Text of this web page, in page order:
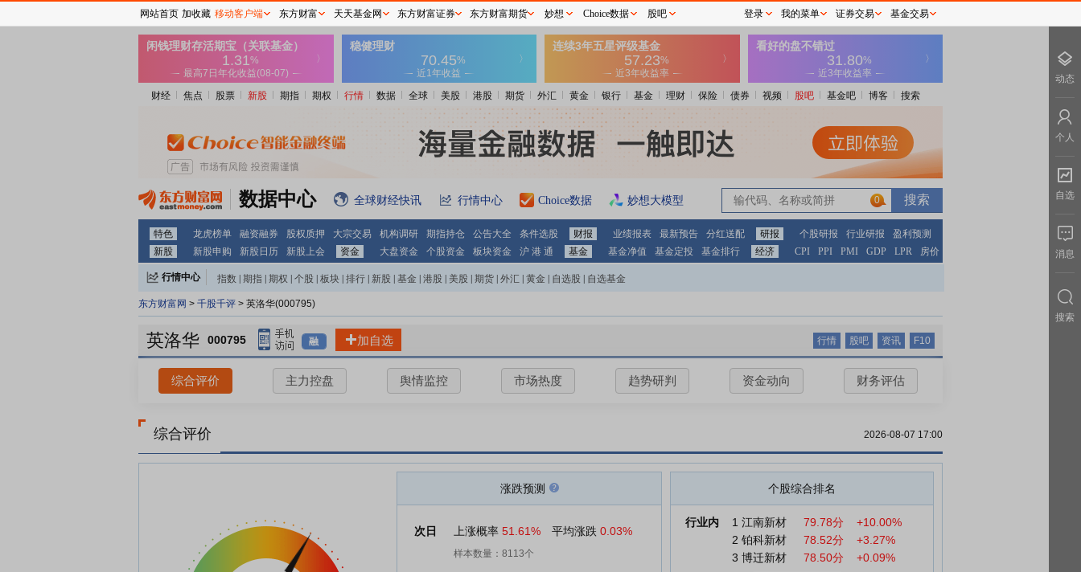
财经 焦点 股票 新股 期指 期权 行情 数据 全球 美股 港股 期货 外汇 黄金 银行 基金 理财 保险 债券 视频 股吧 基金吧 博客 搜索
数据中心 全球财经快讯 行情中心 Choice数据 妙想大模型 0
特色 龙虎榜单 融资融券 股权质押 大宗交易 机构调研 期指持仓 公告大全 条件选股 财报 业绩报表 最新预告 分红送配 研报 个股研报 行业研报
盈利预测
新股
新股申购 新股日历 新股上会 资金 大盘资金 个股资金 板块资金 沪 港 通 基金 基金净值 基金定投 基金排行 经济 CPI PPI PMI GDP LPR 房价
行情中心 指数 期指 期权 个股 板块 排行 新股 基金 港股 美股 期货 外汇 黄金 自选股 自选基金
东方财富网 > 千股千评 > 英洛华(000795)
英洛华 000795 融 加自选 行情 股吧 资讯 F10
综合评价 主力控盘 舆情监控 市场热度 趋势研判 资金动向 财务评估
综合评价 2026-08-07 17:00
涨跌预测
次日 上涨概率 51.61% 平均涨跌 0.03%
样本数量：8113个
个股综合排名
行业内 1 江南新材 79.78分
+10.00%
2 铂科新材 78.52分
+3.27%
3 博迁新材 78.50分 +0.09%
网站首页 加收藏 移动客户端 东方财富 天天基金网 东方财富证券 东方财富期货 妙想 Choice数据 股吧 登录 我的菜单 证券交易 基金交易
动态
个人
自选
消息
搜索